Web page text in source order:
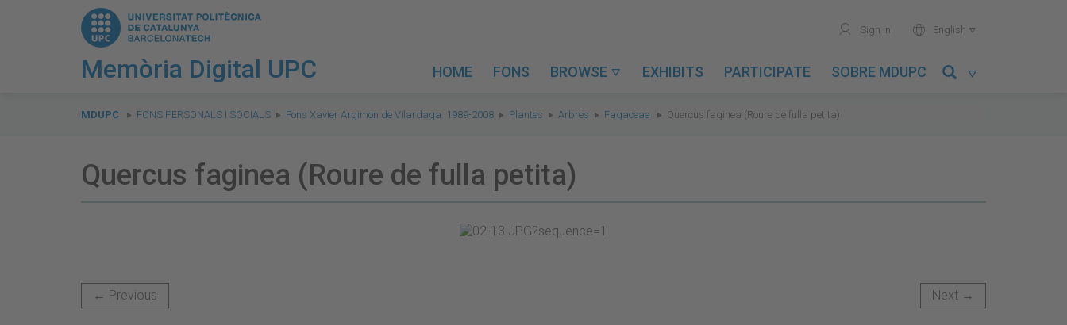
Memòria Digital UPC
user Sign in world English 
HOME FONS BROWSE  EXHIBITS PARTICIPATE SOBRE MDUPC 
are
MDUPC FONS PERSONALS I SOCIALS Fons Xavier Argimon de Vilardaga. 1989-2008 Plantes Arbres Fagaceae Quercus faginea (Roure de fulla petita)
Quercus faginea (Roure de fulla petita)
← Previous Next →